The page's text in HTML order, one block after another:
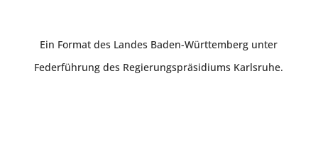
Ein Format des Landes Baden-Württemberg unter
Federführung des Regierungspräsidiums Karlsruhe.